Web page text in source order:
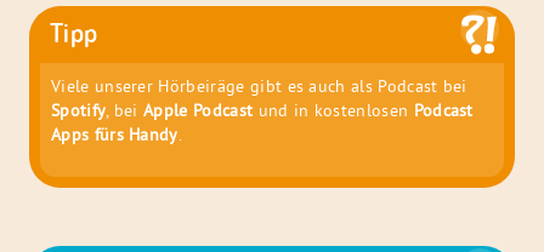
Tipp
Viele unserer Hörbeiräge gibt es auch als Podcast bei
Spotify , beiApple Podcast und in kostenlosen Podcast
Apps fürs Handy